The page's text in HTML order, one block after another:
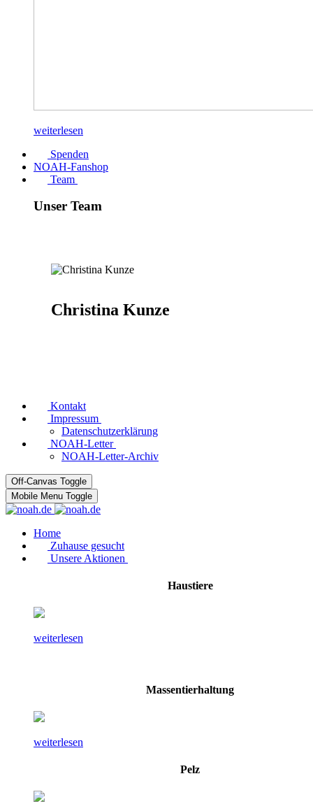
weiterlesen
Spenden
NOAH-Fanshop
Team
Unser Team
Christina Kunze
Kontakt
Impressum
Datenschutzerklärung
NOAH-Letter
NOAH-Letter-Archiv
Off-Canvas Toggle
Mobile Menu Toggle
Home
Zuhause gesucht
Unsere Aktionen
Haustiere
weiterlesen
Massentierhaltung
weiterlesen
Pelz